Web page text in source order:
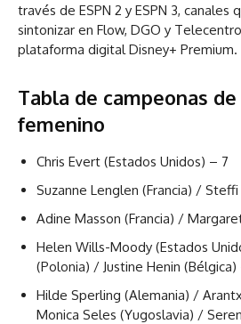
través de ESPN 2 y ESPN 3, canales
sintonizar en Flow, DGO y
plataforma digital Disney+ Premium.
Tabla de campeonas
femenino
Chris Evert (Estados Unidos) – 7
Suzanne Lenglen (Francia) /
Adine Masson (Francia) /
Helen Wills-Moody (Estados
(Polonia) / Justine Henin
Hilde Sperling (Alemania) /
Monica Seles (Yugoslavia) /